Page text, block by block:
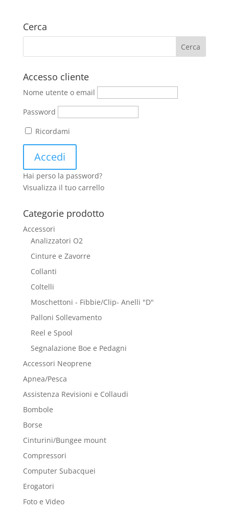
Cerca
Accesso cliente
Nome utente o email
Password
Ricordami
Hai perso la password?
Visualizza il tuo carrello
Categorie prodotto
Accessori
Analizzatori O2
Cinture e Zavorre
Collanti
Coltelli
Moschettoni - Fibbie/Clip- Anelli "D"
Palloni Sollevamento
Reel e Spool
Segnalazione Boe e Pedagni
Accessori Neoprene
Apnea/Pesca
Assistenza Revisioni e Collaudi
Bombole
Borse
Cinturini/Bungee mount
Compressori
Computer Subacquei
Erogatori
Foto e Video